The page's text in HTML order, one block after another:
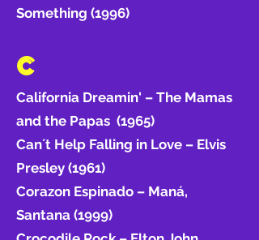
Something (1996)
C
California Dreamin' – The Mamas
and the Papas (1965)
Can´t Help Falling in Love – Elvis
Presley (1961)
Corazon Espinado – Maná,
Santana (1999)